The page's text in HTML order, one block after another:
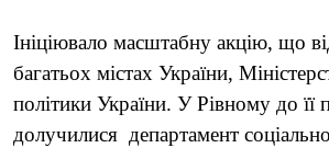
Ініціювало масштабну акцію, що
багатьох містах України,
політики України. У Рівному до її
долучилися департамент